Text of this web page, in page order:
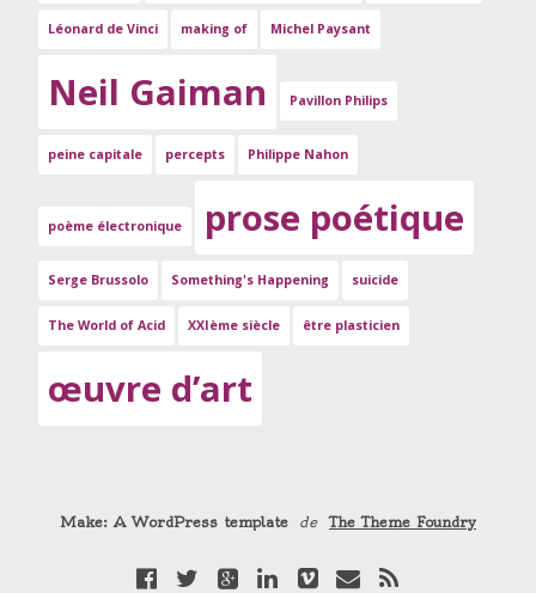
Léonard de Vinci making of Michel Paysant
Neil Gaiman Pavillon Philips
peine capitale percepts Philippe Nahon
poème électronique prose poétique
Serge Brussolo Something's Happening suicide
The World of Acid XXIème siècle être plasticien
œuvre d’art
Make: A WordPress template de The Theme Foundry
G